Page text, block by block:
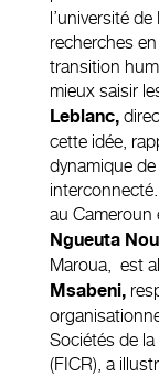
l’université
recherches
transition
mieux saisir
Leblanc,
cette idée,
dynamique
au Cameroun
Ngueuta
Maroua, est
Msabeni,
Sociétés de
(FICR), a